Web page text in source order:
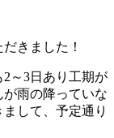
きました！
～3日あり工期が
雨の降っていな
して、予定通り